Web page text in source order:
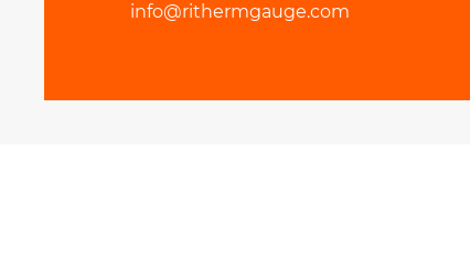
info@rithermgauge.com